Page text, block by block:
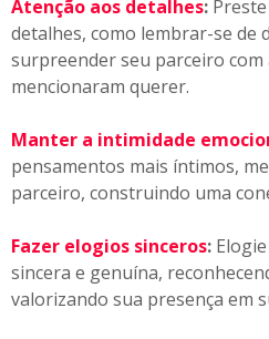
Atenção aos detalhes:
detalhes, como lembrar-se de
surpreender seu parceiro com
mencionaram querer.
Manter a intimidade
pensamentos mais íntimos,
parceiro, construindo uma
Fazer elogios sinceros:
sincera e genuína,
valorizando sua presença em